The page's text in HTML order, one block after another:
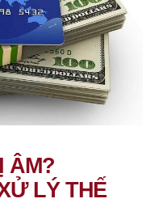
ÂM?
LÝ THẾ